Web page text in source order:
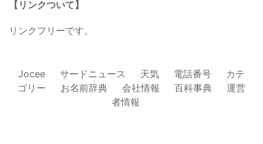
【リンクついて】
リンクフリーです。
Jocee サードニュース 天気 電話番号
カテ
ゴリー
お名前辞典 会社情報 百科事典
運営
者情報